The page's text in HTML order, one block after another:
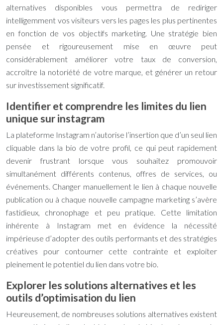
alternatives disponibles vous permettra de rediriger
intelligemment vos visiteurs vers les pages les plus pertinentes
en fonction de vos objectifs marketing. Une stratégie bien
pensée et rigoureusement mise en œuvre peut
considérablement améliorer votre taux de conversion,
accroître la notoriété de votre marque, et générer un retour
sur investissement significatif.
Identifier et comprendre les limites du lien
unique sur instagram
La plateforme Instagram n’autorise l’insertion que d’un seul lien
cliquable dans la bio de votre profil, ce qui peut rapidement
devenir frustrant lorsque vous souhaitez promouvoir
simultanément différents contenus, offres de services, ou
événements. Changer manuellement le lien à chaque nouvelle
publication ou à chaque nouvelle campagne marketing s’avère
fastidieux, chronophage et peu pratique. Cette limitation
inhérente à Instagram met en évidence la nécessité
impérieuse d’adopter des outils performants et des stratégies
créatives pour contourner cette contrainte et exploiter
pleinement le potentiel du lien dans votre bio.
Explorer les solutions alternatives et les
outils d’optimisation du lien
Heureusement, de nombreuses solutions alternatives existent